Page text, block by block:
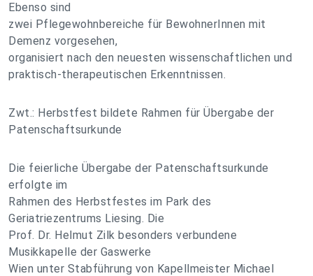
Ebenso sind
zwei Pflegewohnbereiche für BewohnerInnen mit
Demenz vorgesehen,
organisiert nach den neuesten wissenschaftlichen und
praktisch-therapeutischen Erkenntnissen.
Zwt.: Herbstfest bildete Rahmen für Übergabe der
Patenschaftsurkunde
Die feierliche Übergabe der Patenschaftsurkunde
erfolgte im
Rahmen des Herbstfestes im Park des
Geriatriezentrums Liesing. Die
Prof. Dr. Helmut Zilk besonders verbundene
Musikkapelle der Gaswerke
Wien unter Stabführung von Kapellmeister Michael